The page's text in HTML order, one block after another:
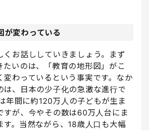
が変わっている
お話ししていきましょう。まず
たいのは、「教育の地形図」がこ
変わっているという事実です。なか
は、日本の少子化の急激な進行で
年間に約120万人の子どもが生ま
すが、今やその数は60万人台にま
す。当然ながら、18歳人口も大幅